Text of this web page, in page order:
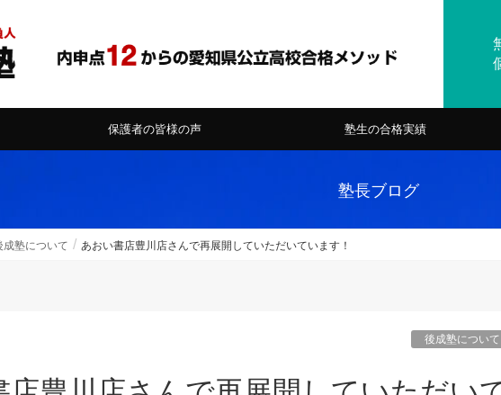
保護者の皆様の声 塾生の合格実績
塾長ブログ
成塾について あおい書店豊川店さんで再展開していただいています！
後成塾について